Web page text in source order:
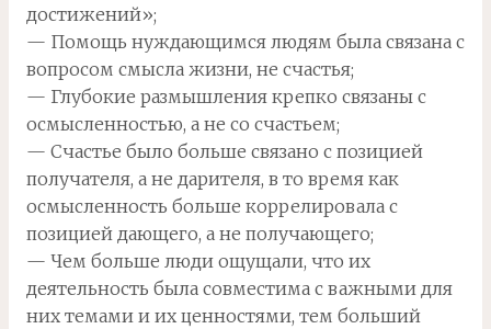
достижений»;
— Помощь нуждающимся людям была связана с
вопросом смысла жизни, не счастья;
— Глубокие размышления крепко связаны с
осмысленностью, а не со счастьем;
— Счастье было больше связано с позицией
получателя, а не дарителя, в то время как
осмысленность больше коррелировала с
позицией дающего, а не получающего;
— Чем больше люди ощущали, что их
деятельность была совместима с важными для
них темами и их ценностями, тем больший